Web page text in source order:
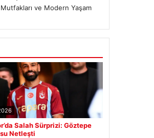
Mutfakları ve Modern Yaşam
Salah Sürprizi: Göztepe
Netleşti